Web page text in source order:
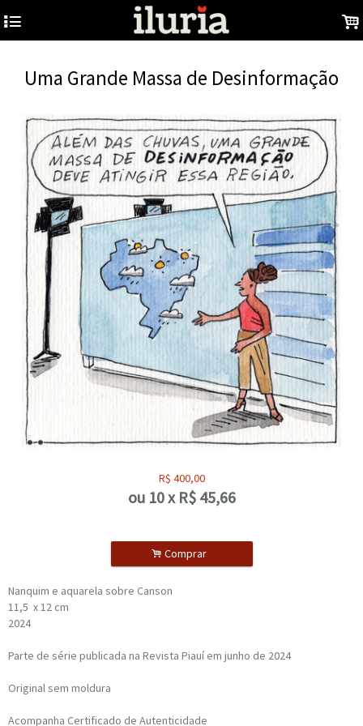
4 .
Uma Grande Massa de Desinformação
R$ 400,00
ou 10x R$ 45,66
. Comprar
Nanquim e aquarela sobre Canson
11,5 x 12 cm
2024
Parte de série publicada na Revista Piauí em junho de 2024
Original sem moldura
Acompanha Certificado de Autenticidade